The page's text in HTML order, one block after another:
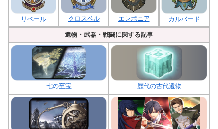
リベール クロスベル エレボニア カルバード
遺物・武器・戦闘に関する記事
七の至宝 歴代の古代遺物